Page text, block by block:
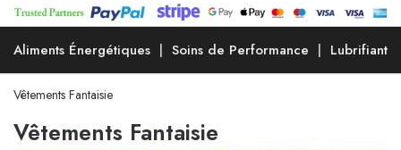
Aliments Énergétiques Soins de Performance Lubrifiants
Vêtements Fantaisie
Vêtements Fantaisie